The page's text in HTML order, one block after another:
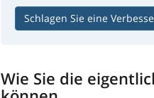
Schlagen Sie eine
Wie Sie die